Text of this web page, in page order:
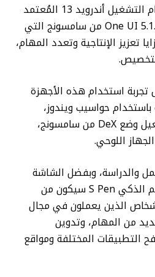
كلا الجهازين يعملان بنظام التشغيل أندرويد 13 المُعتمد
على واجهة المستخدم One UI 5.1.1 من سامسونج التي
تعزيز الإنتاجية وتعدد المهام،
تجربة استخدام هذه الأجهزة
حواسيب ويندوز،
فيمكنك القيام بذلك بتفعيل وضع DeX من سامسونج،
اللوحي.
والدراسة، وبفضل الشاشة
الكبيرة الحجم، ودعم القلم الذكي S Pen سيكون من
الذين يعملون في مجال
من المهام، وتدوين
التطبيقات المختلفة ومواقع